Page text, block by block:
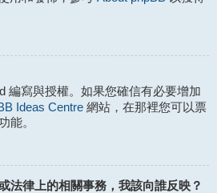
編寫與授權。如果您確信有必要增加
Ideas Centre 網站，在那裡您可以票
能。
法律上的相關事務，我該向誰反映？